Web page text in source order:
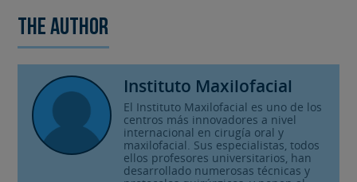
The author
Instituto Maxilofacial
El Instituto Maxilofacial es uno de los
centros más innovadores a nivel
internacional en cirugía oral y
maxilofacial. Sus especialistas, todos
ellos profesores universitarios, han
desarrollado numerosas técnicas y